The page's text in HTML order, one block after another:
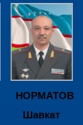
НОРМАТОВ
Шавкат